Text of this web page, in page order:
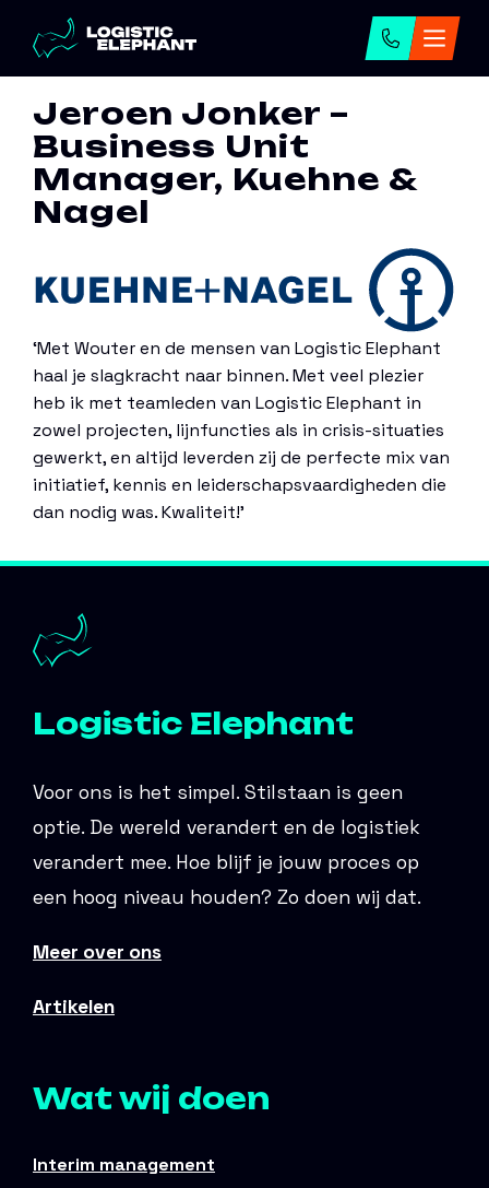
Home →Jeroen Jonker
Jeroen Jonker –
Business Unit
Manager, Kuehne &
Nagel
‘Met Wouter en de mensen van Logistic Elephant
haal je slagkracht naar binnen. Met veel plezier
heb ik met teamleden van Logistic Elephant in
zowel projecten, lijnfuncties als in crisis-situaties
gewerkt, en altijd leverden zij de perfecte mix van
initiatief, kennis en leiderschapsvaardigheden die
dan nodig was. Kwaliteit!’
Logistic Elephant
Voor ons is het simpel. Stilstaan is geen
optie. De wereld verandert en de logistiek
verandert mee. Hoe blijf je jouw proces op
een hoog niveau houden? Zo doen wij dat.
Meer over ons
Artikelen
Wat wij doen
Interim management